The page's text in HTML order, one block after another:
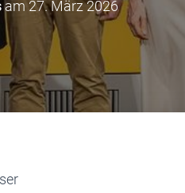
am 27. März 2026